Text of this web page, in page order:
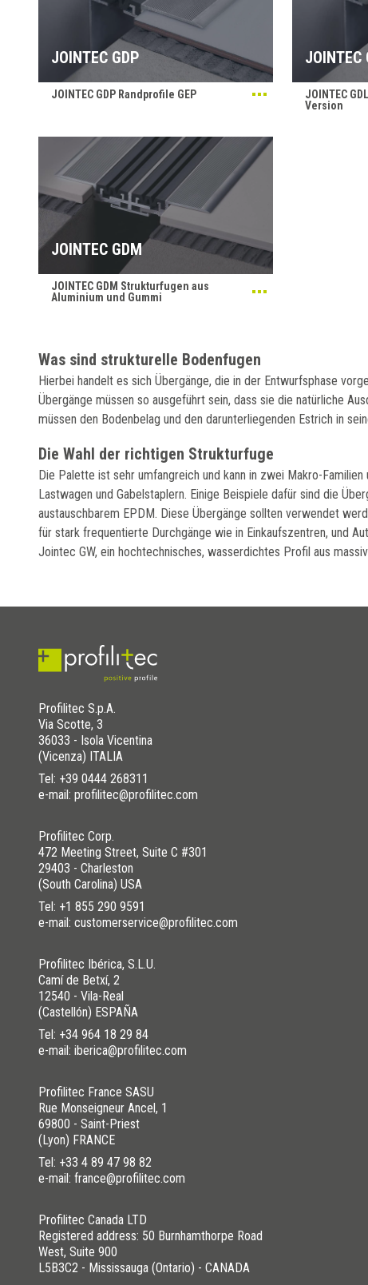
JOINTEC GDP
JOINTEC GDP Randprofile GEP
JOINTEC
JOINTEC
Version
JOINTEC GDM
JOINTEC GDM Strukturfugen aus
Aluminium und Gummi
Was sind strukturelle Bodenfugen
Hierbei handelt es sich Übergänge, die in der Entwurfsphase
Übergänge müssen so ausgeführt sein, dass sie die natürliche
müssen den Bodenbelag und den darunterliegenden Estrich in
Die Wahl der richtigen Strukturfuge
Die Palette ist sehr umfangreich und kann in zwei Makro-
Lastwagen und Gabelstaplern. Einige Beispiele dafür sind die
austauschbarem EPDM. Diese Übergänge sollten verwendet
für stark frequentierte Durchgänge wie in Einkaufszentren, und
Jointec GW, ein hochtechnisches, wasserdichtes Profil aus
Profilitec S.p.A.
Via Scotte, 3
36033 - Isola Vicentina
(Vicenza) ITALIA
Tel: +39 0444 268311
e-mail: profilitec@profilitec.com
Profilitec Corp.
472 Meeting Street, Suite C #301
29403 - Charleston
(South Carolina) USA
Tel: +1 855 290 9591
e-mail: customerservice@profilitec.com
Profilitec Ibérica, S.L.U.
Camí de Betxí, 2
12540 - Vila-Real
(Castellón) ESPAÑA
Tel: +34 964 18 29 84
e-mail: iberica@profilitec.com
Profilitec France SASU
Rue Monseigneur Ancel, 1
69800 - Saint-Priest
(Lyon) FRANCE
Tel: +33 4 89 47 98 82
e-mail: france@profilitec.com
Profilitec Canada LTD
Registered address: 50 Burnhamthorpe Road
West, Suite 900
L5B3C2 - Mississauga (Ontario) - CANADA